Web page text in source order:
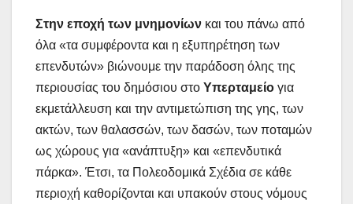
Στην εποχή των μνημονίων και του πάνω από
όλα «τα συμφέροντα και η εξυπηρέτηση των
επενδυτών» βιώνουμε την παράδοση όλης της
περιουσίας του δημόσιου στο Υπερταμείο για
εκμετάλλευση και την αντιμετώπιση της γης, των
ακτών, των θαλασσών, των δασών, των ποταμών
ως χώρους για «ανάπτυξη» και «επενδυτικά
πάρκα». Έτσι, τα Πολεοδομικά Σχέδια σε κάθε
περιοχή καθορίζονται και υπακούν στους νόμους